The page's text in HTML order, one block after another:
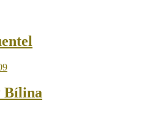
Bílina